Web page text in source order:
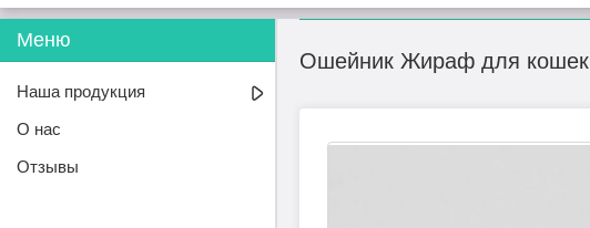
Ошейник Жираф для кошек
Наша продукция
О нас
Отзывы